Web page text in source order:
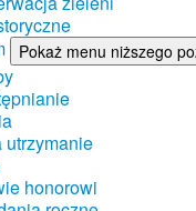
Pokaż menu niższego
utrzymanie
honorowi